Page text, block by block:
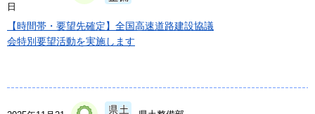
日
【時間帯・要望先確定】全国高速道路建設協議
会特別要望活動を実施します